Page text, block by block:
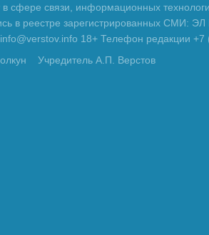
в сфере связи, информационных
в реестре зарегистрированных СМИ:
18+ Телефон редакции
Учредитель А.П. Верстов